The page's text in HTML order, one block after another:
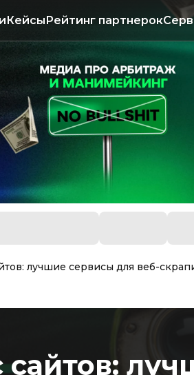
КейсыРейтинг партнерок
лучшие сервисы для веб-